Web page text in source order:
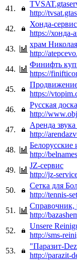
41.
http://
42.
Хонда-сервис
https://хонда-
43.
храм
http://
44.
Финифть
https://
45.
Продвижение
https://
46.
Русская
http://
47.
Аренда звука
http://
48.
Белорусские
http://
49.
JZ-сервис
http://jz-
50.
Сетка для
http://tennis-
51.
Справочник,
http://
52.
Unsere
http://sms-
53.
"Паразит-
http://parazit-